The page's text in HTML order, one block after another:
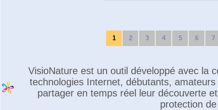
1 2 3 4 5 6 7
VisioNature est un outil développé avec la
technologies Internet, débutants,
partager en temps réel leur découverte
protection